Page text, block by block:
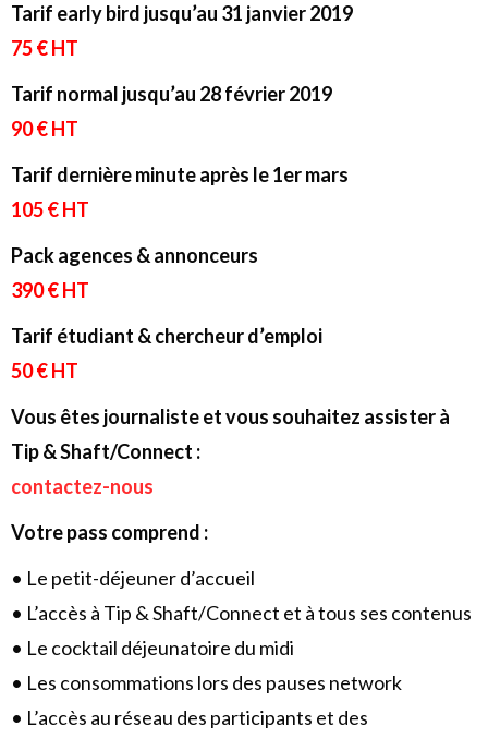
Tarif early bird jusqu’au 31 janvier 2019
75 € HT
Tarif normal jusqu’au 28 février 2019
90 € HT
Tarif dernière minute après le 1er mars
105 € HT
Pack agences & annonceurs
390 € HT
Tarif étudiant & chercheur d’emploi
50 € HT
Vous êtes journaliste et vous souhaitez assister à
Tip & Shaft/Connect :
contactez-nous
Votre pass comprend :
• Le petit-déjeuner d’accueil
• L’accès à Tip & Shaft/Connect et à tous ses contenus
• Le cocktail déjeunatoire du midi
• Les consommations lors des pauses network
• L’accès au réseau des participants et des